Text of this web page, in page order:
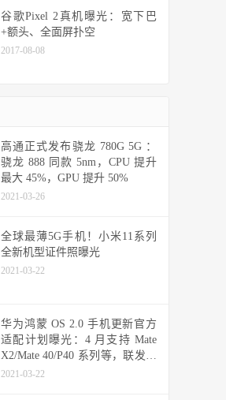
谷歌Pixel 2真机曝光：宽下巴
+额头、全面屏扑空
2017-08-08
高通正式发布骁龙 780G 5G ：
骁龙 888 同款 5nm，CPU 提升
最大 45%，GPU 提升 50%
2021-03-26
全球最薄5G手机！小米11系列
全新机型证件照曝光
2021-03-22
华为鸿蒙 OS 2.0 手机更新官方
适配计划曝光：4 月支持 Mate
X2/Mate 40/P40 系列等，联发科
天玑机型可能无缘
2021-03-22